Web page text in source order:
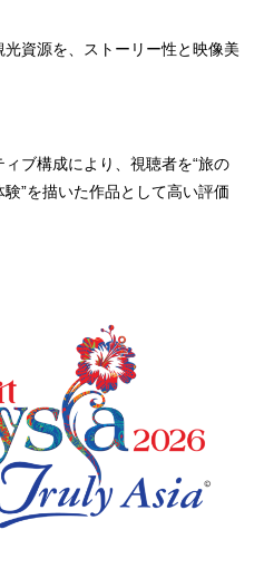
資源を、ストーリー性と映像美
ブ構成により、視聴者を“旅の
”を描いた作品として高い評価